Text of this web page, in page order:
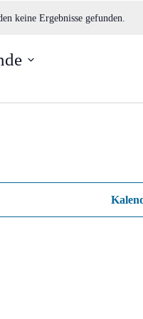
keine Ergebnisse gefunden.